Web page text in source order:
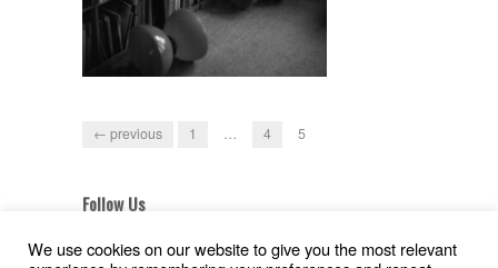
← previous 1 … 4 5
Follow Us
We use cookies on our website to give you the most relevant